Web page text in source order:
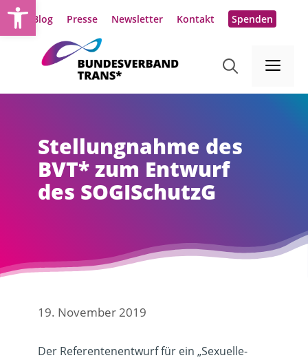
Zum
Inhalt
Blog Presse Newsletter Kontakt Spenden
Stellungnahme des
BVT* zum Entwurf
des SOGISchutzG
19. November 2019
Der Referentenentwurf für ein „Sexuelle-